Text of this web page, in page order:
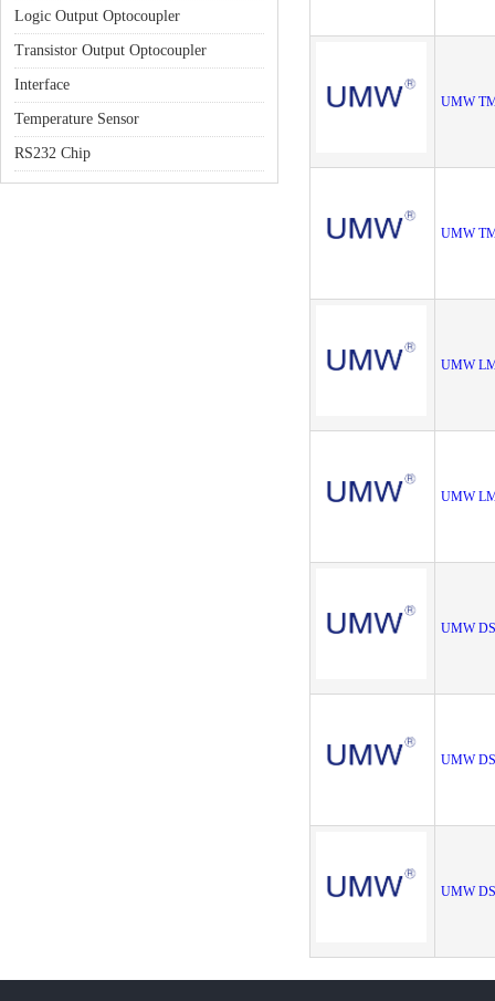
Logic Output Optocoupler
Transistor Output Optocoupler
Interface
Temperature Sensor
RS232 Chip
UMW
UMW
UMW
UMW
UMW
UMW
UMW